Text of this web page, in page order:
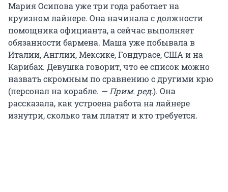
Мария Осипова уже три года работает на
круизном лайнере. Она начинала с должности
помощника официанта, а сейчас выполняет
обязанности бармена. Маша уже побывала в
Италии, Англии, Мексике, Гондурасе, США и на
Карибах. Девушка говорит, что ее список можно
назвать скромным по сравнению с другими крю
(персонал на корабле. — Прим. ред.). Она
рассказала, как устроена работа на лайнере
изнутри, сколько там платят и кто требуется.